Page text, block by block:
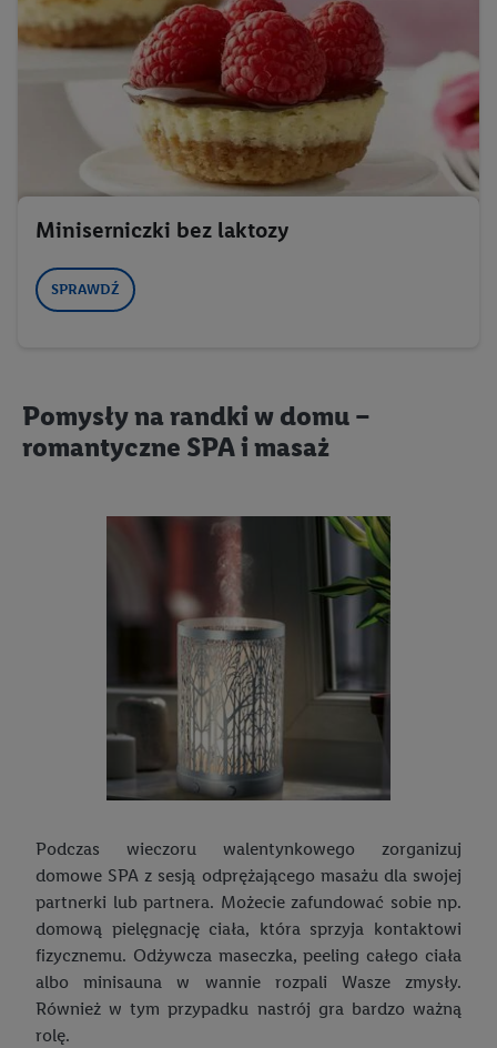
Miniserniczki bez laktozy
SPRAWDŹ
Pomysły na randki w domu –
romantyczne SPA i masaż
Podczas wieczoru walentynkowego zorganizuj
domowe SPA z sesją odprężającego masażu dla swojej
partnerki lub partnera. Możecie zafundować sobie np.
domową pielęgnację ciała, która sprzyja kontaktowi
fizycznemu. Odżywcza maseczka, peeling całego ciała
albo minisauna w wannie rozpali Wasze zmysły.
Również w tym przypadku nastrój gra bardzo ważną
rolę.